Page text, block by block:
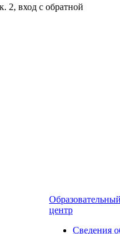
2, вход с обратной
центр
Сведения